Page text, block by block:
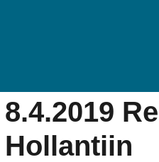
8.4.2019
Hollantiin